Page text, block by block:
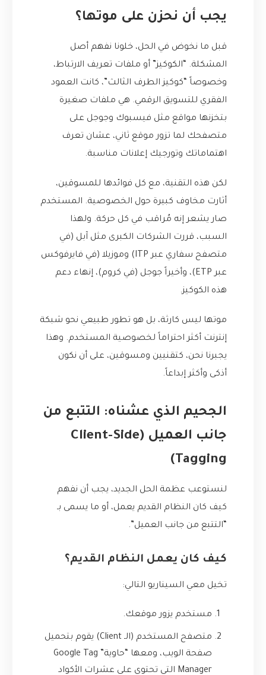
يجب أن نحزن على موتها؟
قبل ما نخوض في الحل، خلونا نفهم أصل
المشكلة. “الكوكيز” أو ملفات تعريف الارتباط،
وخصوصاً “كوكيز الطرف الثالث”، كانت العمود
الفقري للتسويق الرقمي. هي ملفات صغيرة
بتخزنها مواقع مثل فيسبوك وجوجل على
متصفحك لما تزور موقع ثاني، عشان تعرف
اهتماماتك وتورجيك إعلانات مناسبة.
لكن هذه التقنية، مع كل فوائدها للمسوقين،
أثارت مخاوف كبيرة حول الخصوصية. المستخدم
صار يشعر إنه مُراقب في كل حركة. ولهذا
السبب، قررت الشركات الكبرى مثل آبل (في
متصفح سفاري عبر ITP) وموزيلا (في فايرفوكس
عبر ETP)، وأخيراً جوجل (في كروم)، إنهاء دعم
هذه الكوكيز.
موتها ليس كارثة، بل هو تطور طبيعي نحو شبكة
إنترنت أكثر احتراماً لخصوصية المستخدم. وهذا
يجبرنا نحن، كتقنيين ومسوقين، على أن نكون
أذكى وأكثر إبداعاً.
الجحيم الذي عشناه: التتبع من
جانب العميل (Client-Side
Tagging)
لنستوعب عظمة الحل الجديد، يجب أن نفهم
كيف كان النظام القديم يعمل، أو ما يسمى بـ
“التتبع من جانب العميل”.
كيف كان يعمل النظام القديم؟
تخيل معي السيناريو التالي:
مستخدم يزور موقعك.
متصفح المستخدم (الـ Client) يقوم بتحميل
صفحة الويب، ومعها “حاوية” Google Tag
Manager التي تحتوي على عشرات الأكواد